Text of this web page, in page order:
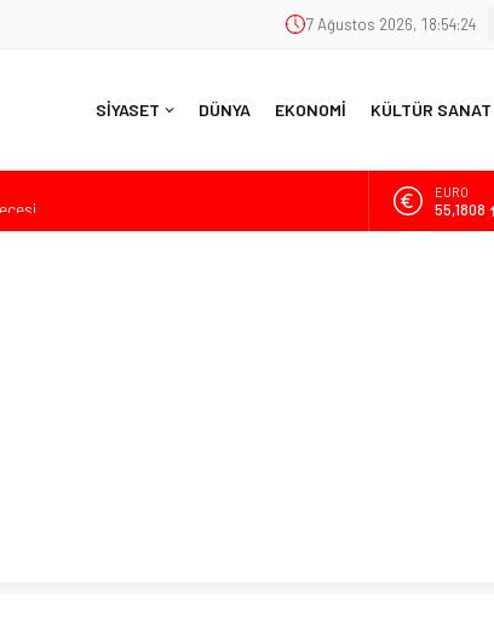
7 Ağustos 2026, 18:54:26
SİYASET DÜNYA EKONOMİ KÜLTÜR SANAT
Eleştiri: “Osmanlı’nın Hukuk Anlayışının
ALTIN
6.662,82